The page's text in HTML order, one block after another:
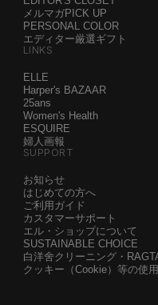
メルマガPICK UP
PERSONAL COLOR
エディター厳選ギフト
LINKS
ELLE
Harper's BAZAAR
25ans
Women's Health
ESQUIRE
婦人画報
SUPPORT
お知らせ
はじめての方へ
ご利用ガイド
カスタマーサポート
エル・ショップについて
SUSTAINABLE CHOICE
白洋舍クリーニング・
クッキー（Cookie）等の使